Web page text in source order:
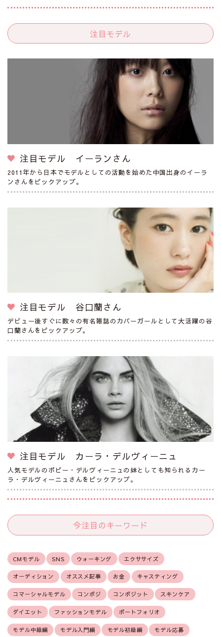
注目モデル
注目モデル イーランさん
2011年から日本でモデルとしての活動を始めた中国出身のイーラ
ンさんをピックアップ。
注目モデル 谷口蘭さん
デビュー後すぐに数々の有名雑誌のカバーガールとして大活躍の谷
口蘭さんをピックアップ。
注目モデル カーラ・デルヴィーニュ
人気モデルのポピー・デルヴィーニュの妹としても知られるカー
ラ・デルヴィーニュさんをピックアップ。
今注目のキーワード
CMモデル SNS ウォーキング エクササイズ
オーディション オススメ記事 お金 キャスティング
コマーシャルモデル コンポジ コンポジット スキンケア
ダイエット ファッションモデル ポートフォリオ
モデル中級編 モデル入門編 モデル初級編 モデル応募